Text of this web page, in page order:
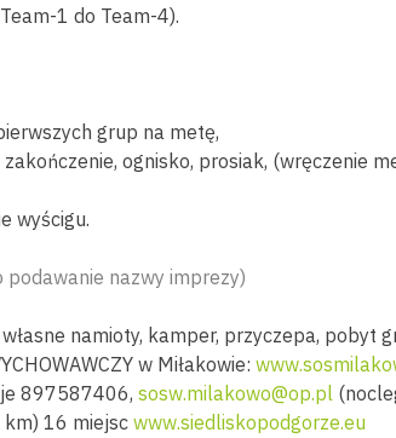
1 do Team-4).
grup na metę,
ognisko, prosiak, (wręczenie
wyścigu.
nazwy imprezy)
namioty, kamper, przyczepa, pobyt
w Miłakowie:
897587406, sosw.milakowo@op.pl
km) 16 miejsc www.siedliskopodgorze.eu